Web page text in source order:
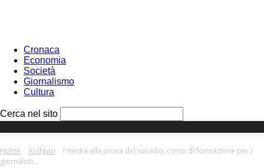
Cronaca
Economia
Società
Giornalismo
Cultura
your password
Cerca nel sito
Home Archivio
I media alla prova del suicidio: corso di formazione per i
giornalisti...